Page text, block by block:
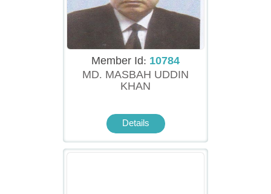
Member Id: 10784
MD. MASBAH UDDIN
KHAN
Details